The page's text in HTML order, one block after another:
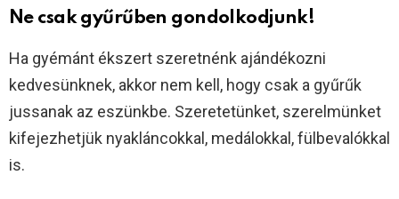
Ne csak gyűrűben gondolkodjunk!
Ha gyémánt ékszert szeretnénk ajándékozni
kedvesünknek, akkor nem kell, hogy csak a gyűrűk
jussanak az eszünkbe. Szeretetünket, szerelmünket
kifejezhetjük nyakláncokkal, medálokkal, fülbevalókkal
is.